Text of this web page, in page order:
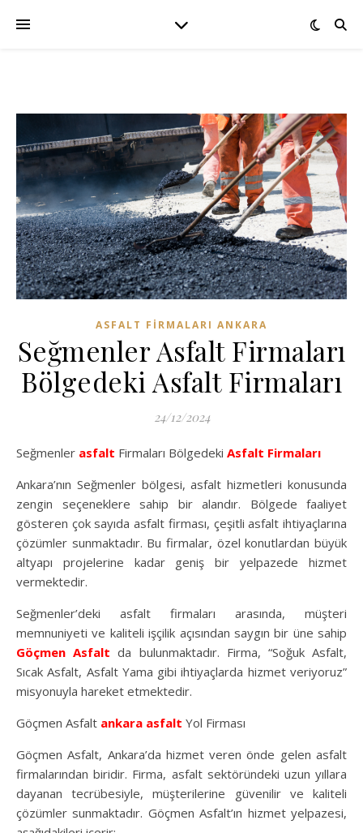
ASFALT FIRMALARI ANKARA
Seğmenler Asfalt Firmaları
Bölgedeki Asfalt Firmaları
24/12/2024
Seğmenler asfalt Firmaları Bölgedeki Asfalt Firmaları
Ankara’nın Seğmenler bölgesi, asfalt hizmetleri konusunda
zengin seçeneklere sahip bir alandır. Bölgede faaliyet
gösteren çok sayıda asfalt firması, çeşitli asfalt ihtiyaçlarına
çözümler sunmaktadır. Bu firmalar, özel konutlardan büyük
altyapı projelerine kadar geniş bir yelpazede hizmet
vermektedir.
Seğmenler’deki asfalt firmaları arasında, müşteri
memnuniyeti ve kaliteli işçilik açısından saygın bir üne sahip
Göçmen Asfalt da bulunmaktadır. Firma, “Soğuk Asfalt,
Sıcak Asfalt, Asfalt Yama gibi ihtiyaçlarda hizmet veriyoruz”
misyonuyla hareket etmektedir.
Göçmen Asfalt ankara asfalt Yol Firması
Göçmen Asfalt, Ankara’da hizmet veren önde gelen asfalt
firmalarından biridir. Firma, asfalt sektöründeki uzun yıllara
dayanan tecrübesiyle, müşterilerine güvenilir ve kaliteli
çözümler sunmaktadır. Göçmen Asfalt’ın hizmet yelpazesi,